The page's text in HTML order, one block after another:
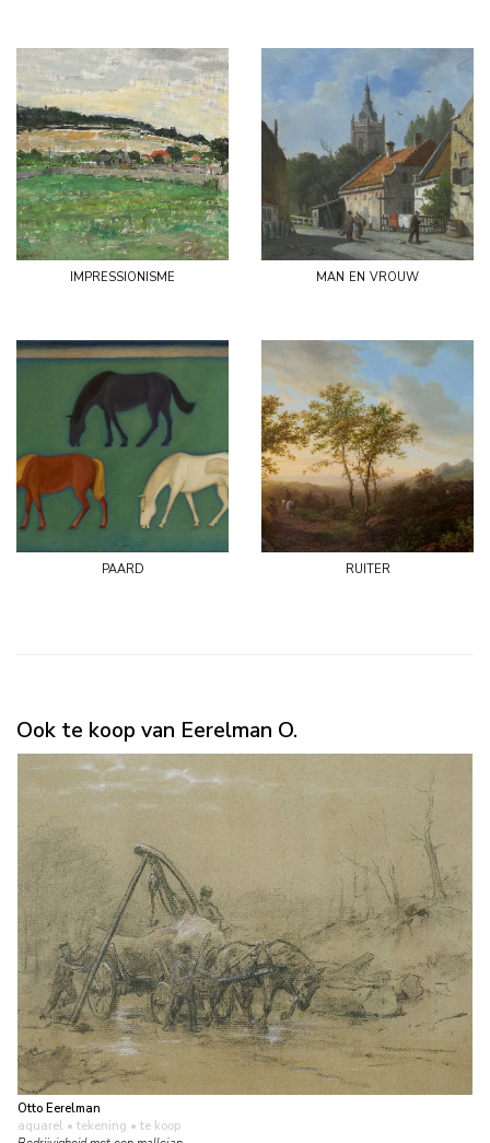
impressionisme man en vrouw
paard ruiter
Ook te koop van Eerelman O.
Otto Eerelman
aquarel • tekening • te koop